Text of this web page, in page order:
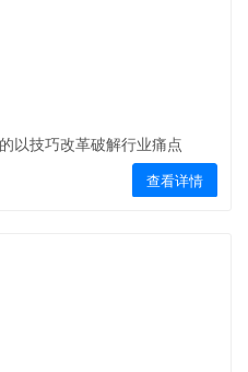
以技巧改革破解行业痛点
查看详情